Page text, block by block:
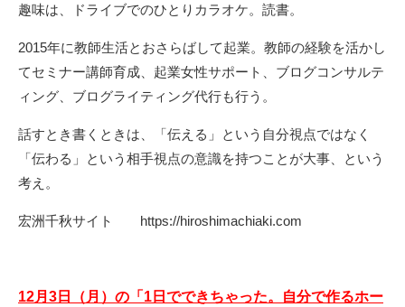
趣味は、ドライブでのひとりカラオケ。読書。
2015年に教師生活とおさらばして起業。教師の経験を活かし
てセミナー講師育成、起業女性サポート、ブログコンサルテ
ィング、ブログライティング代行も行う。
話すとき書くときは、「伝える」という自分視点ではなく
「伝わる」という相手視点の意識を持つことが大事、という
考え。
宏洲千秋サイト https://hiroshimachiaki.com
12月3日（月）の「1日でできちゃった。自分で作るホー